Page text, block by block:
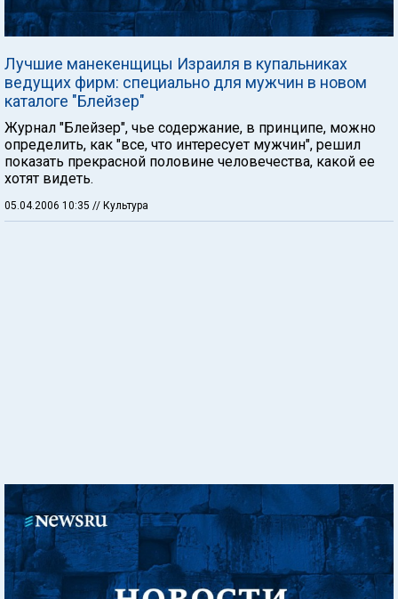
Лучшие манекенщицы Израиля в купальниках
ведущих фирм: специально для мужчин в новом
каталоге "Блейзер"
Журнал "Блейзер", чье содержание, в принципе, можно
определить, как "все, что интересует мужчин", решил
показать прекрасной половине человечества, какой ее
хотят видеть.
05.04.2006 10:35 // Культура